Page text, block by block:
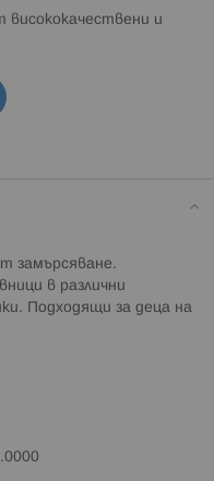
висококачествени и
замърсяване.
в различни
Подходящи за деца на